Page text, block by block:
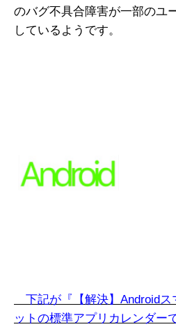
のバグ不具合障害が一部のユ
しているようです。
下記が『【解決】Androidス
ットの標準アプリカレンダー